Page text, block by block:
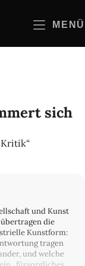
MENÜ
sich
und Kunst
die
Kunstform:
tragen
und welche